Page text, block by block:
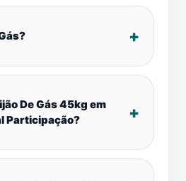
De Gás 45kg em
Participação?